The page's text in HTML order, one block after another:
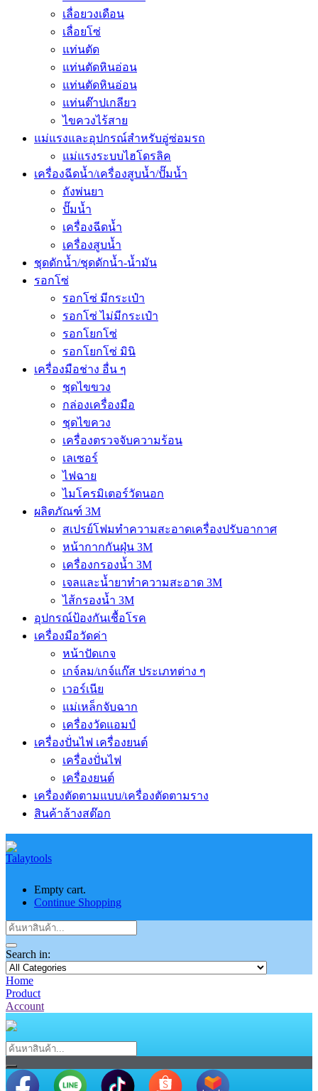
เลื่อยวงเดือน
เลื่อยโซ่
แท่นตัด
แท่นตัดหินอ่อน
แท่นตัดหินอ่อน
แท่นต๊าปเกลียว
ไขควงไร้สาย
แม่แรงและอุปกรณ์สำหรับอู่ซ่อมรถ
แม่แรงระบบไฮโดรลิค
เครื่องฉีดน้ำ/เครื่องสูบน้ำ/ปั๊มน้ำ
ถังพ่นยา
ปั๊มน้ำ
เครื่องฉีดน้ำ
เครื่องสูบน้ำ
ชุดดักน้ำ/ชุดดักน้ำ-น้ำมัน
รอกโซ่
รอกโซ่ มีกระเป๋า
รอกโซ่ ไม่มีกระเป๋า
รอกโยกโซ่
รอกโยกโซ่ มินิ
เครื่องมือช่าง อื่น ๆ
ชุดไขขวง
กล่องเครื่องมือ
ชุดไขควง
เครื่องตรวจจับความร้อน
เลเซอร์
ไฟฉาย
ไมโครมิเตอร์วัดนอก
ผลิตภัณฑ์ 3M
สเปรย์โฟมทำความสะอาดเครื่องปรับอากาศ
หน้ากากกันฝุ่น 3M
เครื่องกรองน้ำ 3M
เจลและน้ำยาทำความสะอาด 3M
ไส้กรองน้ำ 3M
อุปกรณ์ป้องกันเชื้อโรค
เครื่องมือวัดค่า
หน้าปัดเกจ
เกจ์ลม/เกจ์แก๊ส ประเภทต่าง ๆ
เวอร์เนีย
แม่เหล็กจับฉาก
เครื่องวัดแอมป์
เครื่องปั่นไฟ เครื่องยนต์
เครื่องปั่นไฟ
เครื่องยนต์
เครื่องตัดตามแบบ/เครื่องตัดตามราง
สินค้าล้างสต๊อก
Empty cart.
Continue Shopping
Search in:
Home
Product
Account